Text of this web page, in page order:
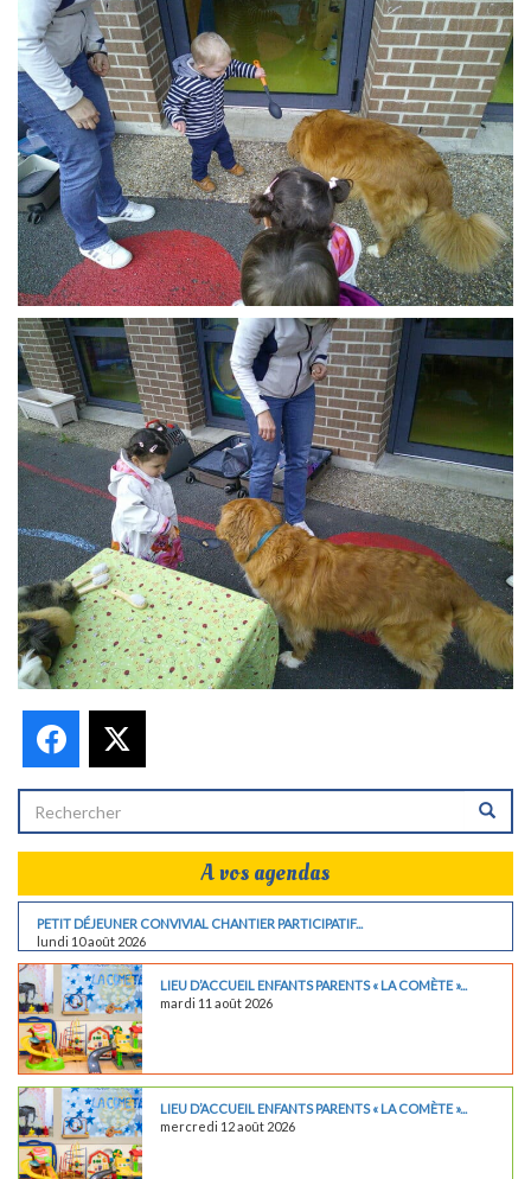
Facebook
A vos agendas
PETIT DÉJEUNER CONVIVIAL CHANTIER PARTICIPATIF...
lundi 10 août 2026
LIEU D’ACCUEIL ENFANTS PARENTS « LA COMÈTE »...
mardi 11 août 2026
LIEU D’ACCUEIL ENFANTS PARENTS « LA COMÈTE »...
mercredi 12 août 2026